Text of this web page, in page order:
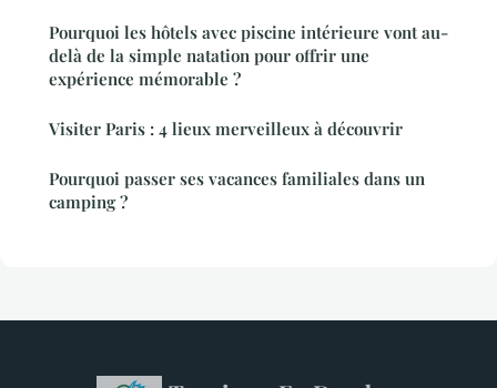
Pourquoi les hôtels avec piscine intérieure vont au-
delà de la simple natation pour offrir une
expérience mémorable ?
Visiter Paris : 4 lieux merveilleux à découvrir
Pourquoi passer ses vacances familiales dans un
camping ?